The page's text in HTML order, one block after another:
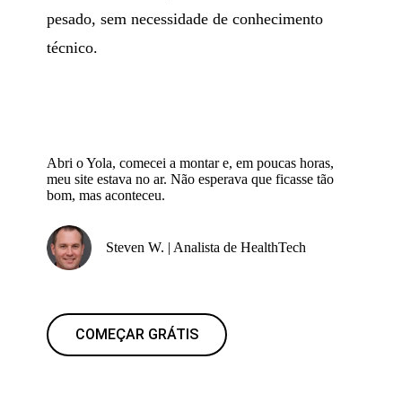
pesado, sem necessidade de conhecimento
técnico.
Abri o Yola, comecei a montar e, em poucas horas,
meu site estava no ar. Não esperava que ficasse tão
bom, mas aconteceu.
Steven W. | Analista de HealthTech
COMEÇAR GRÁTIS